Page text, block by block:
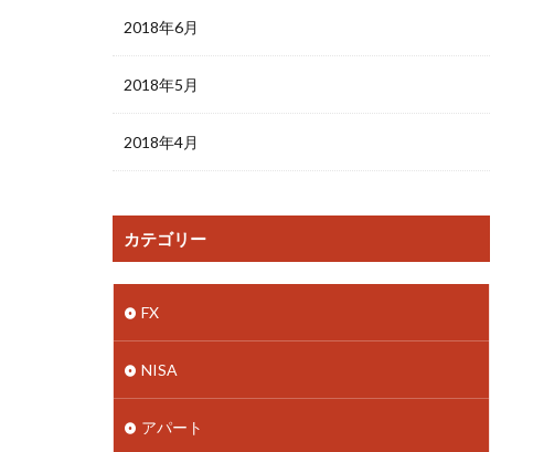
2018年6月
2018年5月
2018年4月
カテゴリー
FX
NISA
アパート